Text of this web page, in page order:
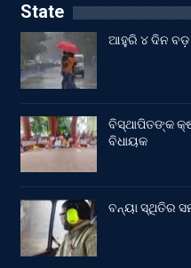
State
ଆହୁରି ୪ ଦିନ ବଡ଼
ବିସ୍ଥାପିତଙ୍କ
ବିଧାୟକ
ବନ୍ୟା ସ୍ଥିତିର